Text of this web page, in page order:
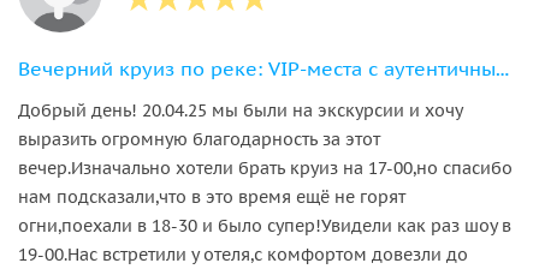
Вечерний круиз по реке: VIP-места с аутентичным ужином
Добрый день! 20.04.25 мы были на экскурсии и хочу
выразить огромную благодарность за этот
вечер.Изначально хотели брать круиз на 17-00,но спасибо
нам подсказали,что в это время ещё не горят
огни,поехали в 18-30 и было супер!Увидели как раз шоу в
19-00.Нас встретили у отеля,с комфортом довезли до